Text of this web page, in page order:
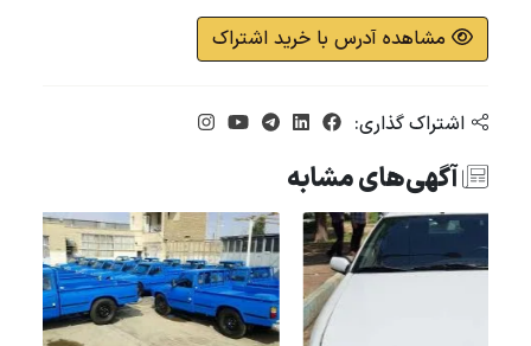
مشاهده آدرس با خرید اشتراک
اشتراک گذاری:
آگهی‌های مشابه